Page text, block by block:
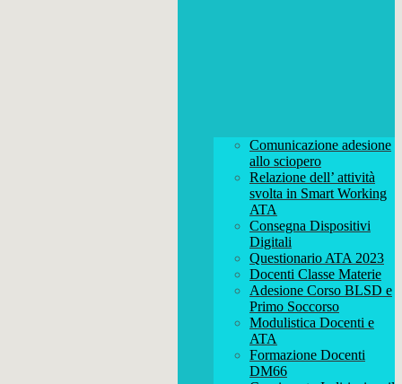
Comunicazione adesione
allo sciopero
Relazione dell’ attività
svolta in Smart Working
ATA
Consegna Dispositivi
Digitali
Questionario ATA 2023
Docenti Classe Materie
Adesione Corso BLSD e
Primo Soccorso
Modulistica Docenti e
ATA
Formazione Docenti
DM66